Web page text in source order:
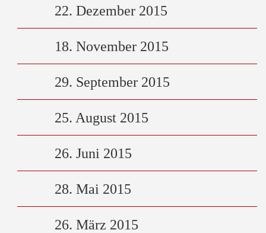
22. Dezember 2015
18. November 2015
29. September 2015
25. August 2015
26. Juni 2015
28. Mai 2015
26. März 2015